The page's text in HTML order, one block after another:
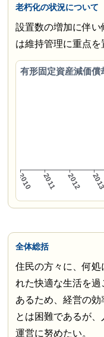
老朽化の状況について
設置数の増加に伴
は維持管理に重点を
有形固定資産減価償
全体総括
住民の方々に、何処
れた快適な生活を
あるため、経営の
とは困難であるが、
運営に努めたい。